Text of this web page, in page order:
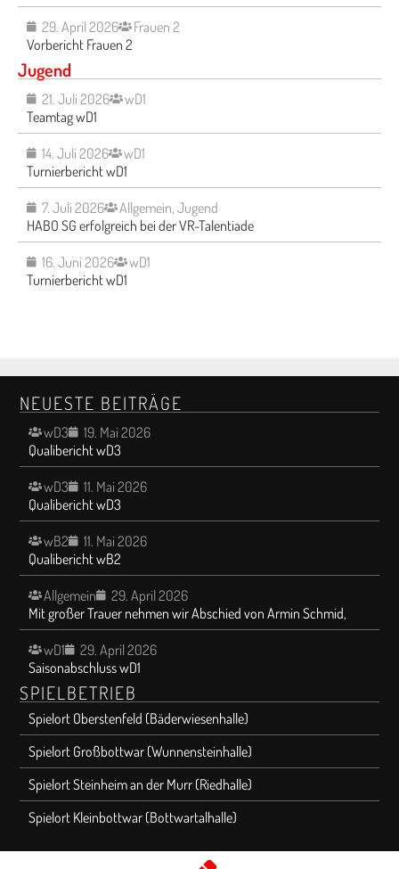
29. April 2026
Frauen 2
Vorbericht Frauen 2
Jugend
21. Juli 2026
wD1
Teamtag wD1
14. Juli 2026
wD1
Turnierbericht wD1
7. Juli 2026 Allgemein, Jugend
HABO SG erfolgreich bei der VR-Talentiade
16. Juni 2026
wD1
Turnierbericht wD1
NEUESTE BEITRÄGE
wD3
19. Mai 2026
Qualibericht wD3
wD3
11. Mai 2026
Qualibericht wD3
wB2
11. Mai 2026
Qualibericht wB2
Allgemein
29. April 2026
Mit großer Trauer nehmen wir Abschied von Armin Schmid,
wD1
29. April 2026
Saisonabschluss wD1
SPIELBETRIEB
Spielort Oberstenfeld (Bäderwiesenhalle)
Spielort Großbottwar (Wunnensteinhalle)
Spielort Steinheim an der Murr (Riedhalle)
Spielort Kleinbottwar (Bottwartalhalle)